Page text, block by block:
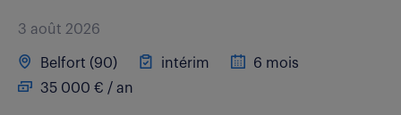
3 août 2026
Belfort (90) intérim
6 mois
35 000 € / an